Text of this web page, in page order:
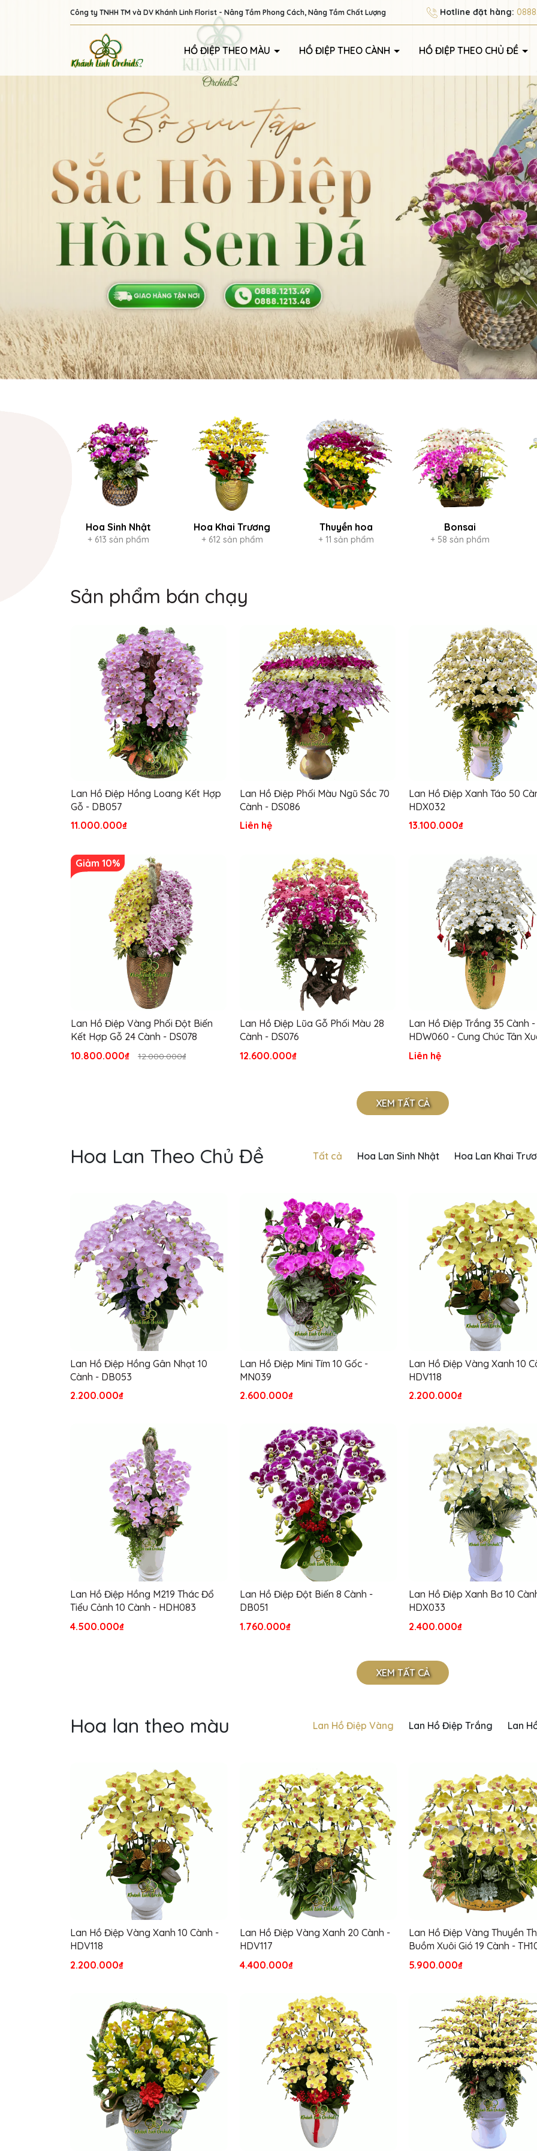
Công ty TNHH TM và DV Khánh Linh Florist - Nâng Tầm Phong Cách, Nâng Tầm Chất Lượng Hotline đặt hàng:
HỒ ĐIỆP THEO MÀU HỒ ĐIỆP THEO CÀNH HỒ ĐIỆP THEO CHỦ ĐỀ
Hoa Sinh Nhật
+ 613 sản phẩm
Hoa Khai Trương
+ 612 sản phẩm
Thuyền hoa
+ 11 sản phẩm
Bonsai
+ 58 sản phẩm
Sản phẩm bán chạy
Lan Hồ Điệp Hồng Loang Kết Hợp
Gỗ - DB057
11.000.000₫
Lan Hồ Điệp Phối Màu Ngũ Sắc 70
Cành - DS086
Liên hệ
Lan Hồ Điệp Xanh Táo 50
HDX032
13.100.000₫
Giảm 10%
Lan Hồ Điệp Vàng Phối Đột Biến
Kết Hợp Gỗ 24 Cành - DS078
10.800.000₫
12.000.000₫
Lan Hồ Điệp Lũa Gỗ Phối Màu 28
Cành - DS076
12.600.000₫
Lan Hồ Điệp Trắng 35 Cành -
HDW060 - Cung Chúc Tân
Liên hệ
XEM TẤT CẢ
Hoa Lan Theo Chủ Đề Tất cả Hoa Lan Sinh Nhật Hoa Lan Khai
Lan Hồ Điệp Hồng Gân Nhạt 10
Cành - DB053
2.200.000₫
Lan Hồ Điệp Mini Tím 10 Gốc -
MN039
2.600.000₫
Lan Hồ Điệp Vàng Xanh 10
HDV118
2.200.000₫
Lan Hồ Điệp Hồng M219 Thác Đổ
Tiểu Cảnh 10 Cành - HDH083
4.500.000₫
Lan Hồ Điệp Đột Biến 8 Cành -
DB051
1.760.000₫
Lan Hồ Điệp Xanh Bơ 10
HDX033
2.400.000₫
XEM TẤT CẢ
Hoa lan theo màu Lan Hồ Điệp Vàng Lan Hồ Điệp Trắng Lan
Lan Hồ Điệp Vàng Xanh 10 Cành -
HDV118
2.200.000₫
Lan Hồ Điệp Vàng Xanh 20 Cành -
HDV117
4.400.000₫
Lan Hồ Điệp Vàng Thuyền
Buồm Xuôi Gió 19 Cành -
5.900.000₫